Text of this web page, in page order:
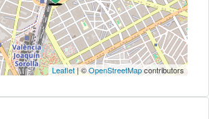
Leaflet| ©OpenStreetMapcontributors